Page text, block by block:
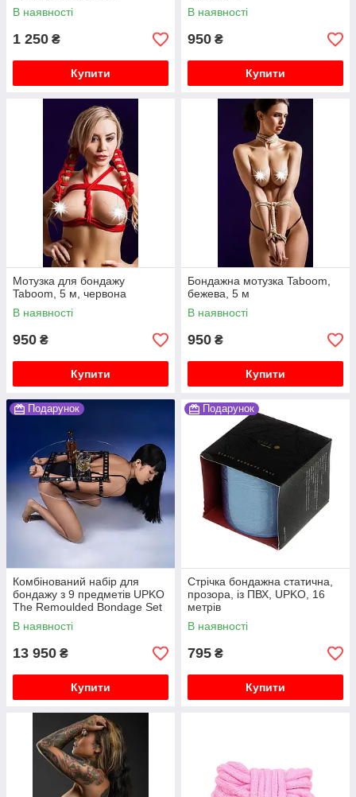
В наявності
1 250 ₴
Купити
В наявності
950 ₴
Купити
Мотузка для бондажу
Taboom, 5 м, червона
В наявності
950 ₴
Купити
Бондажна мотузка Taboom,
бежева, 5 м
В наявності
950 ₴
Купити
Подарунок
Комбінований набір для
бондажу з 9 предметів UPKO
The Remoulded Bondage Set
В наявності
13 950 ₴
Купити
Подарунок
Стрічка бондажна статична,
прозора, із ПВХ, UPKO, 16
метрів
В наявності
795 ₴
Купити